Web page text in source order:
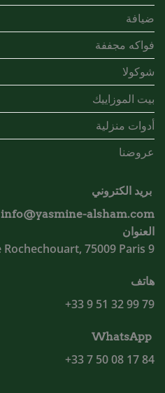
ضيافة
فواكه مجففة
شوكولا
بيت الموزاييك
أدوات منزلية
عروضنا
بريد الكتروني
info@yasmine-alsham.com
العنوان
9 Blvd de Rochechouart, 75009 Paris
هاتف
79 99 32 51 9 33+
84 17 08 50 7 33+